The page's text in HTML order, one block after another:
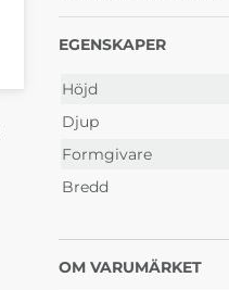
EGENSKAPER
Höjd
Djup
Formgivare
Bredd
OM VARUMÄRKET